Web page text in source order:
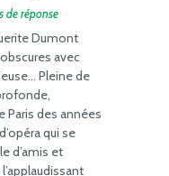
de réponse
Dumont
avec
Pleine de
Paris des années
qui se
d’amis et